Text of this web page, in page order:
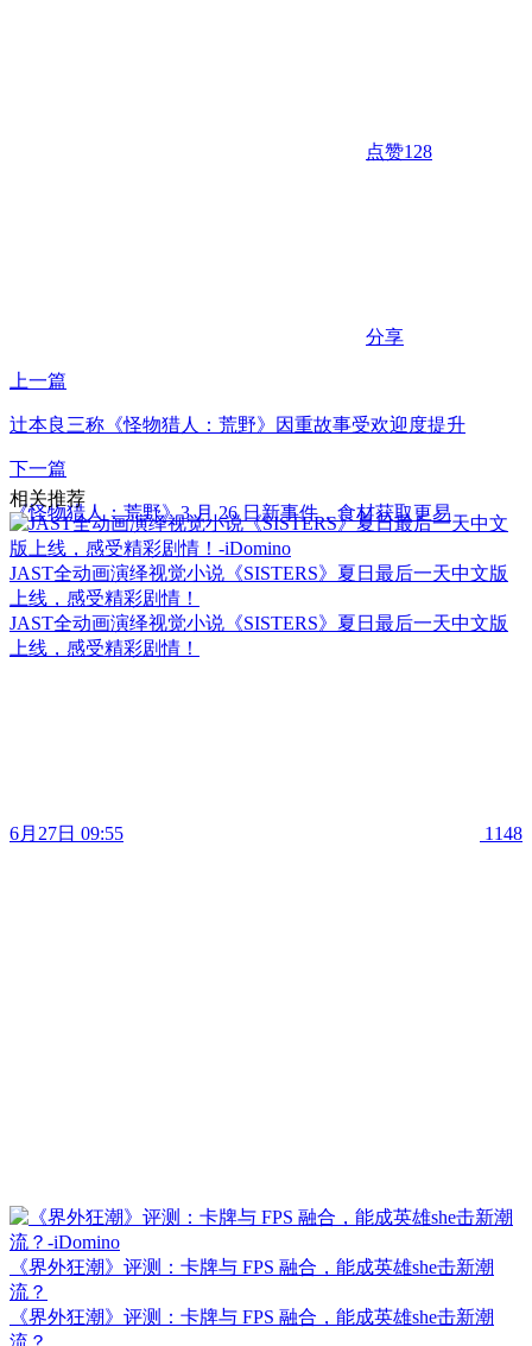
点赞128
分享
上一篇
辻本良三称《怪物猎人：荒野》因重故事受欢迎度提升
下一篇
《怪物猎人：荒野》3 月 26 日新事件，食材获取更易
相关推荐
JAST全动画演绎视觉小说《SISTERS》夏日最后一天中文版
上线，感受精彩剧情！
JAST全动画演绎视觉小说《SISTERS》夏日最后一天中文版
上线，感受精彩剧情！
6月27日 09:55 1148
《界外狂潮》评测：卡牌与 FPS 融合，能成英雄she击新潮
流？
《界外狂潮》评测：卡牌与 FPS 融合，能成英雄she击新潮
流？